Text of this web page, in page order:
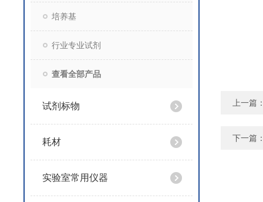
培养基
行业专业试剂
查看全部产品
试剂标物
耗材
实验室常用仪器
上一篇
下一篇